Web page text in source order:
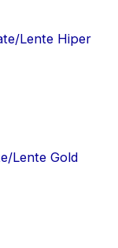
Lente Hiper
Lente Gold